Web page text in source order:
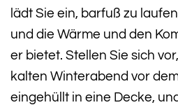
lädt Sie ein, barfuß zu
und die Wärme und den
er bietet. Stellen Sie sich
kalten Winterabend vor
eingehüllt in eine Decke,